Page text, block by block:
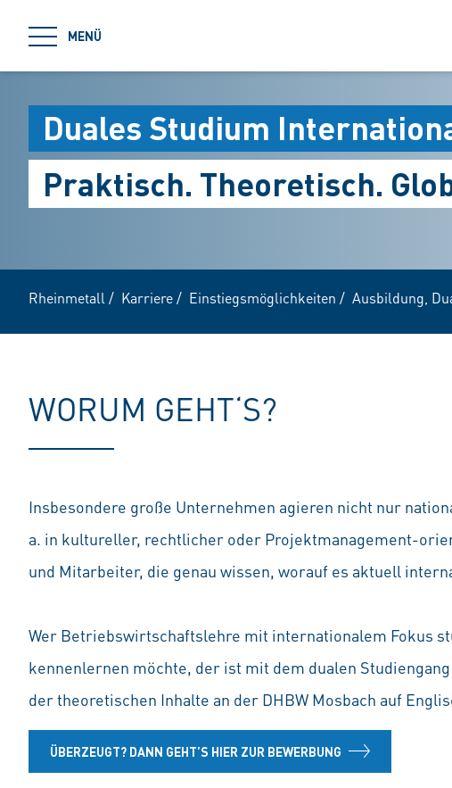
MENÜ
Duales Studium
Praktisch. Theoretisch.
Rheinmetall / Karriere/ Einstiegsmöglichkeiten / Ausbildung,
WORUM GEHT‘S?
Insbesondere große Unternehmen agieren nicht nur
a. in kultureller, rechtlicher oder Projektmanagement-
und Mitarbeiter, die genau wissen, worauf es aktuell
Wer Betriebswirtschaftslehre mit internationalem Fokus
kennenlernen möchte, der ist mit dem dualen
der theoretischen Inhalte an der DHBW Mosbach auf
ÜBERZEUGT? DANN GEHT’S HIER ZUR BEWERBUNG